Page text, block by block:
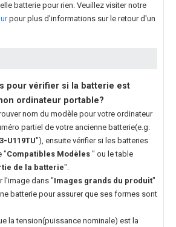
batterie pour rien. Veuillez visiter notre
pour plus d'informations sur le retour d'un
pour vérifier si la batterie est
ordinateur portable?
nom du modèle pour votre ordinateur
partiel de votre ancienne batterie(e.g.
U119TU"), ensuite vérifier si les batteries
"Compatibles Modèles " ou le table
de la batterie".
l'image dans "Images grands du produit"
batterie pour assurer que ses formes sont
la tension(puissance nominale) est la